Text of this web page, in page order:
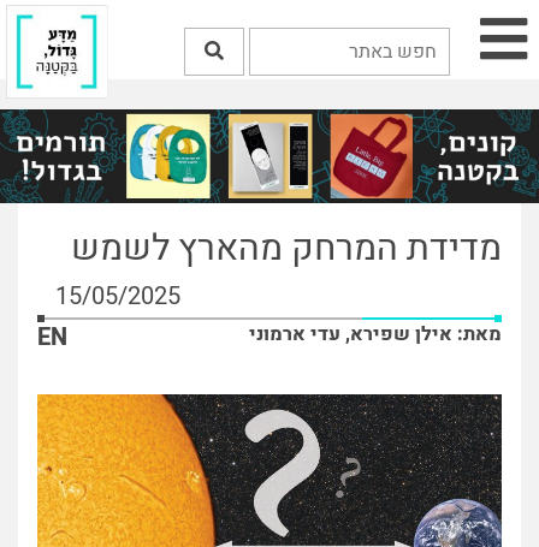
מדידת המרחק מהארץ לשמש
15/05/2025
מאת: אילן שפירא, עדי ארמוני EN